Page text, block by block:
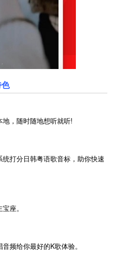
，随时随地想听就听!
打分日韩粤语歌音标，助你快速
座。
频给你最好的K歌体验。